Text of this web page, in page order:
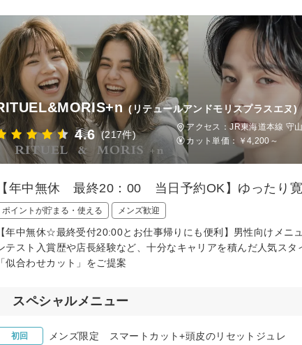
(リテュールアンドモリスプラスエヌ)
4.6 (217件)
アクセス：JR東海道本線 守
カット単価：
￥4,200～
【年中無休 最終20：00 当日予約OK】ゆったり寛
ポイントが貯まる・使える メンズ歓迎
【年中無休☆最終受付20:00とお仕事帰りにも便利】男性向けメニ
テスト入賞歴や店長経験など、十分なキャリアを積んだ人気ス
「似合わせカット」をご提案
スペシャルメニュー
初回 メンズ限定 スマートカット+頭皮のリセットジュレ